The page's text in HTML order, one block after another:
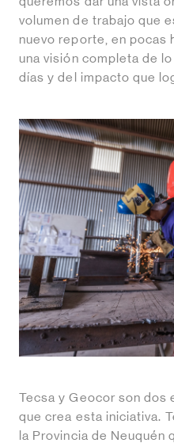
volumen de trabajo que
nuevo reporte, en pocas
una visión completa de
días y del impacto que
Tecsa y Geocor son dos
que crea esta iniciativa.
la Provincia de Neuquén